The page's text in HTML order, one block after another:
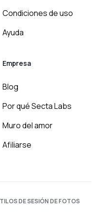
Condiciones de uso
Ayuda
Empresa
Blog
Por qué Secta Labs
Muro del amor
Afiliarse
DE SESIÓN DE FOTOS